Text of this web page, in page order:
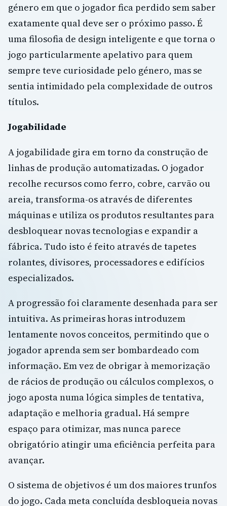
género em que o jogador fica perdido sem saber
exatamente qual deve ser o próximo passo. É
uma filosofia de design inteligente e que torna o
jogo particularmente apelativo para quem
sempre teve curiosidade pelo género, mas se
sentia intimidado pela complexidade de outros
títulos.
Jogabilidade
A jogabilidade gira em torno da construção de
linhas de produção automatizadas. O jogador
recolhe recursos como ferro, cobre, carvão ou
areia, transforma-os através de diferentes
máquinas e utiliza os produtos resultantes para
desbloquear novas tecnologias e expandir a
fábrica. Tudo isto é feito através de tapetes
rolantes, divisores, processadores e edifícios
especializados.
A progressão foi claramente desenhada para ser
intuitiva. As primeiras horas introduzem
lentamente novos conceitos, permitindo que o
jogador aprenda sem ser bombardeado com
informação. Em vez de obrigar à memorização
de rácios de produção ou cálculos complexos, o
jogo aposta numa lógica simples de tentativa,
adaptação e melhoria gradual. Há sempre
espaço para otimizar, mas nunca parece
obrigatório atingir uma eficiência perfeita para
avançar.
O sistema de objetivos é um dos maiores trunfos
do jogo. Cada meta concluída desbloqueia novas